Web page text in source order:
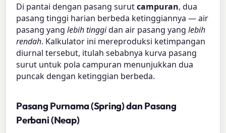
Di pantai dengan pasang surutcampuran, dua
pasang tinggi harian berbeda ketinggiannya — air
pasang yanglebih tinggidan air pasang yanglebih
rendah. Kalkulator ini mereproduksi ketimpangan
diurnal tersebut, itulah sebabnya kurva pasang
surut untuk pola campuran menunjukkan dua
puncak dengan ketinggian berbeda.
Pasang Purnama (Spring) dan Pasang
Perbani (Neap)